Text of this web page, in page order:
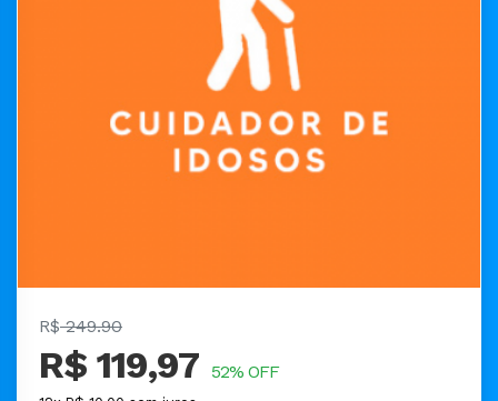
R$249.90
R$ 119,97 52% OFF